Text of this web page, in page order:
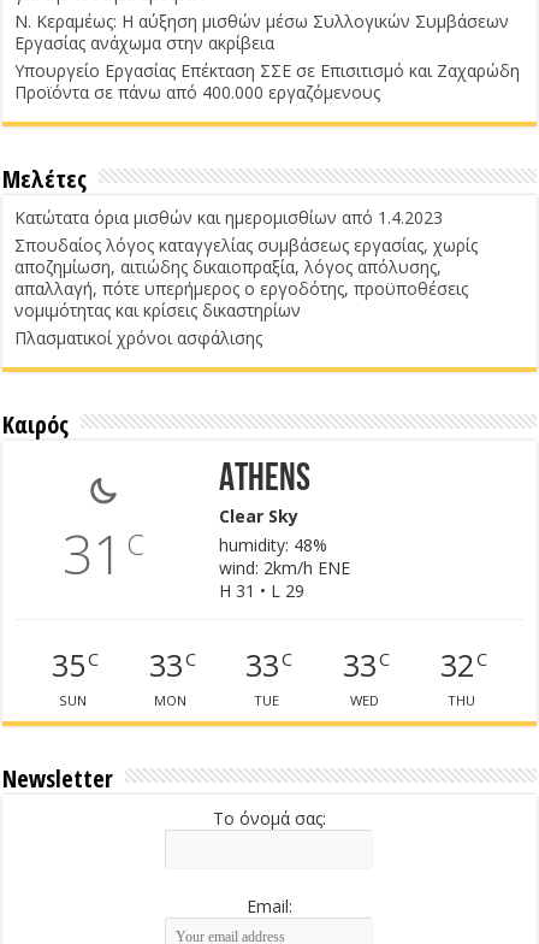
Ν. Κεραμέως: Η αύξηση μισθών μέσω Συλλογικών Συμβάσεων
Εργασίας ανάχωμα στην ακρίβεια
Υπουργείο Εργασίας Επέκταση ΣΣΕ σε Επισιτισμό και Ζαχαρώδη
Προϊόντα σε πάνω από 400.000 εργαζόμενους
Μελέτες
Κατώτατα όρια μισθών και ημερομισθίων από 1.4.2023
Σπουδαίος λόγος καταγγελίας συμβάσεως εργασίας, χωρίς
αποζημίωση, αιτιώδης δικαιοπραξία, λόγος απόλυσης,
απαλλαγή, πότε υπερήμερος ο εργοδότης, προϋποθέσεις
νομιμότητας και κρίσεις δικαστηρίων
Πλασματικοί χρόνοι ασφάλισης
Καιρός
31 C
Athens
Clear Sky
humidity: 48%
wind: 2km/h ENE
H 31 • L 29
35C
SUN
33C
MON
33C
TUE
33C
WED
32C
THU
Newsletter
Το όνομά σας:
Email: